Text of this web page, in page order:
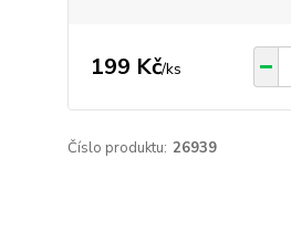
199 Kč/ks
Číslo produktu: 26939